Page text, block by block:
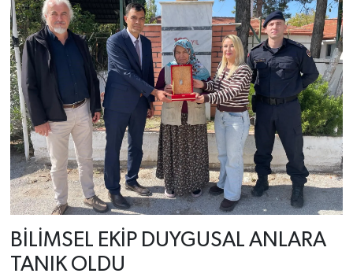
BİLİMSEL EKİP DUYGUSAL ANLARA
TANIK OLDU